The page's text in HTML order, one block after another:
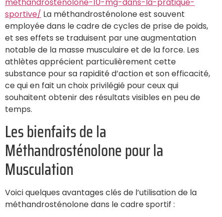
sportive/ La méthandrosténolone est souvent
employée dans le cadre de cycles de prise de poids,
et ses effets se traduisent par une augmentation
notable de la masse musculaire et de la force. Les
athlètes apprécient particulièrement cette
substance pour sa rapidité d’action et son efficacité,
ce qui en fait un choix privilégié pour ceux qui
souhaitent obtenir des résultats visibles en peu de
temps.
Les bienfaits de la
Méthandrosténolone pour la
Musculation
Voici quelques avantages clés de l’utilisation de la
méthandrosténolone dans le cadre sportif :